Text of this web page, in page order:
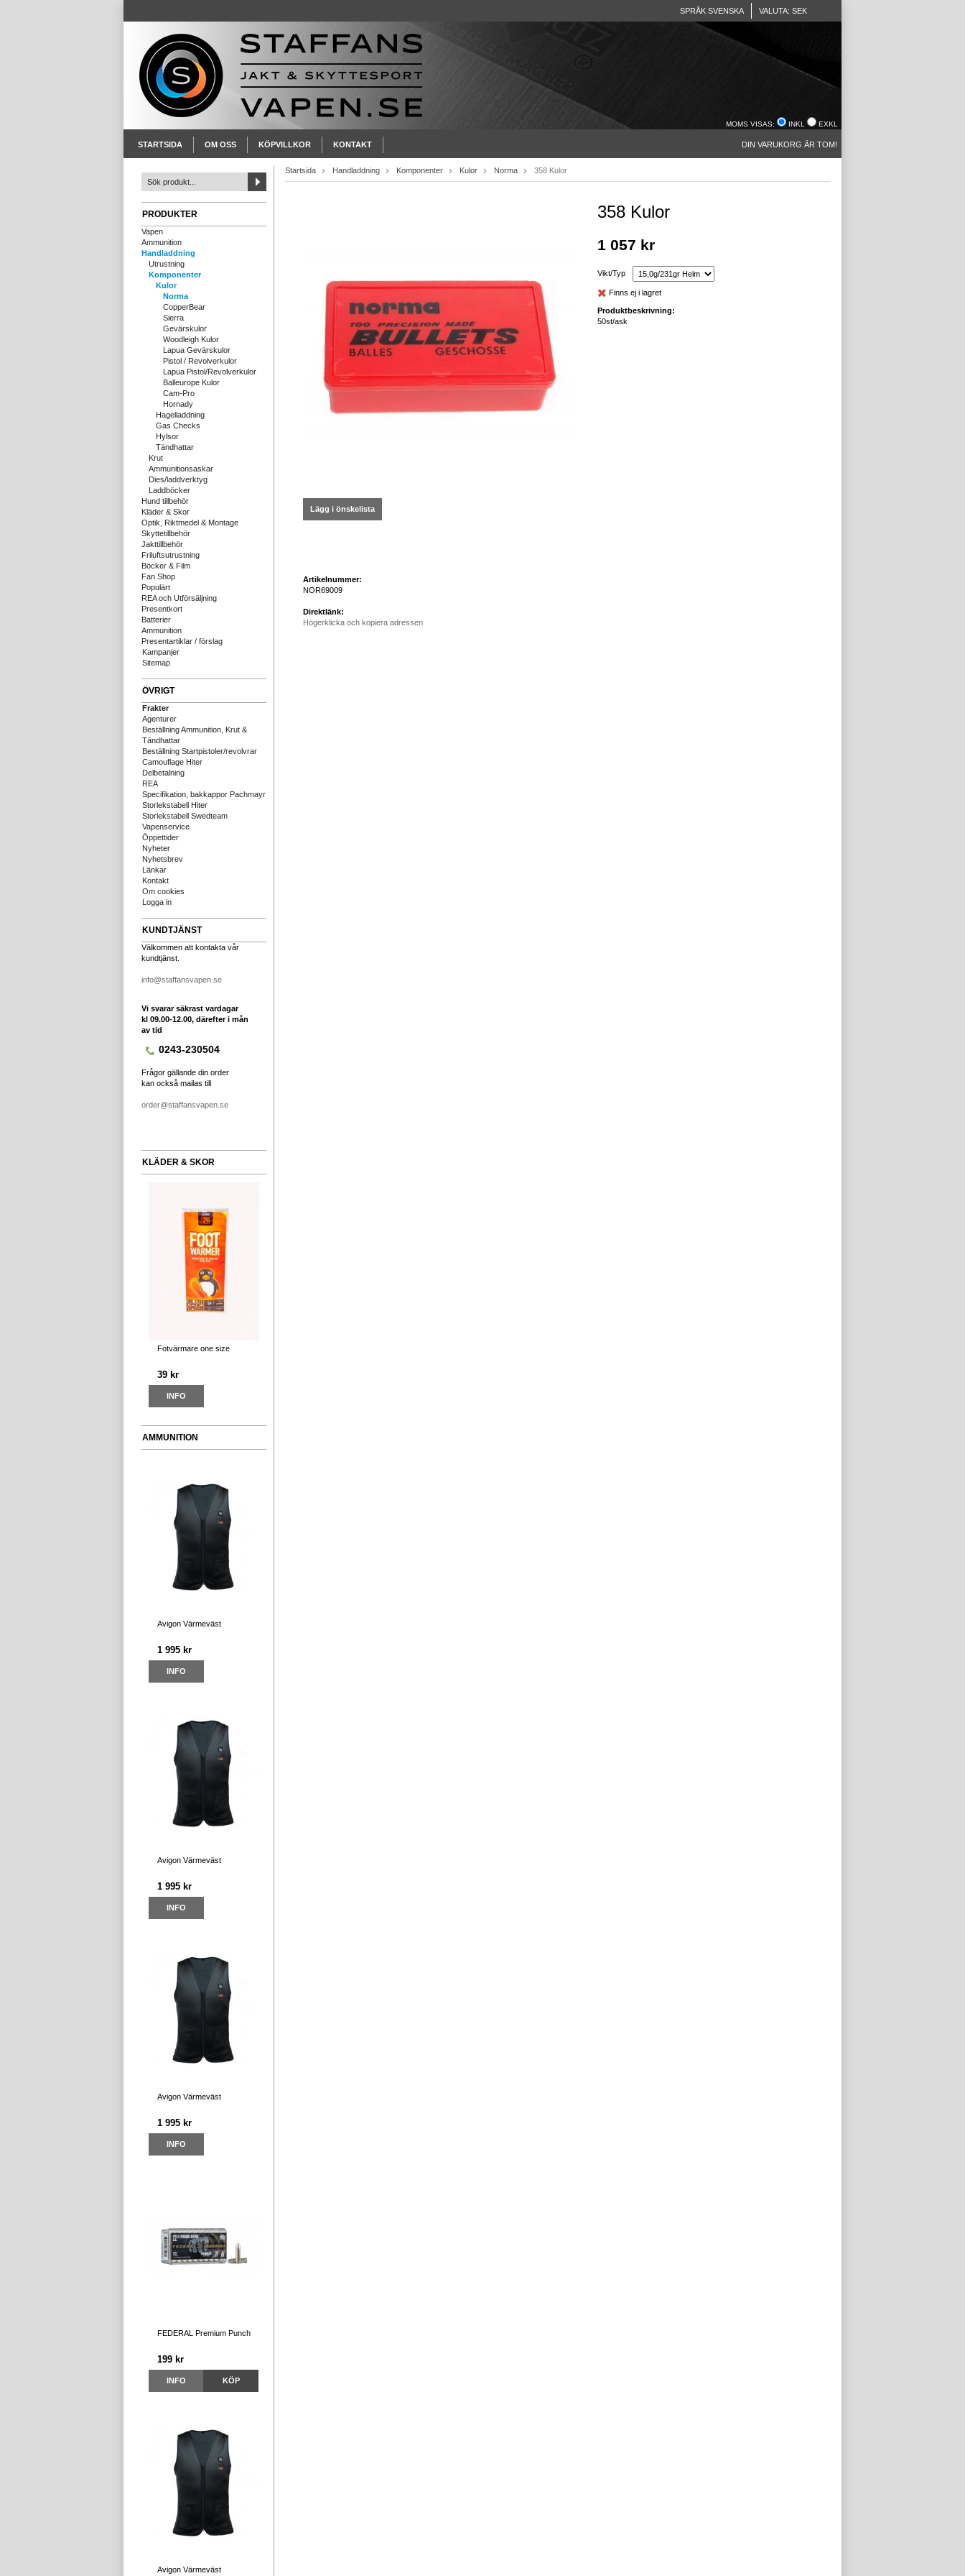
SPRÅK SVENSKA VALUTA: SEK
MOMS VISAS: INKL EXKL
STARTSIDA OM OSS KÖPVILLKOR KONTAKT DIN VARUKORG ÄR TOM!
PRODUKTER
Vapen
Ammunition
Handladdning
Utrustning
Komponenter
Kulor
Norma
CopperBear
Sierra
Gevärskulor
Woodleigh Kulor
Lapua Gevärskulor
Pistol / Revolverkulor
Lapua Pistol/Revolverkulor
Balleurope Kulor
Cam-Pro
Hornady
Hagelladdning
Gas Checks
Hylsor
Tändhattar
Krut
Ammunitionsaskar
Dies/laddverktyg
Laddböcker
Hund tillbehör
Kläder & Skor
Optik, Riktmedel & Montage
Skyttetillbehör
Jakttillbehör
Friluftsutrustning
Böcker & Film
Fan Shop
Populärt
REA och Utförsäljning
Presentkort
Batterier
Ammunition
Presentartiklar / förslag
Kampanjer
Sitemap
ÖVRIGT
Frakter
Agenturer
Beställning Ammunition, Krut &
Tändhattar
Beställning Startpistoler/revolvrar
Camouflage Hiter
Delbetalning
REA
Specifikation, bakkappor Pachmayr
Storlekstabell Hiter
Storlekstabell Swedteam
Vapenservice
Öppettider
Nyheter
Nyhetsbrev
Länkar
Kontakt
Om cookies
Logga in
KUNDTJÄNST
Välkommen att kontakta vår
kundtjänst.
info@staffansvapen.se
Vi svarar säkrast vardagar
kl 09.00-12.00, därefter i mån
av tid
0243-230504
Frågor gällande din order
kan också mailas till
order@staffansvapen.se
KLÄDER & SKOR
Fotvärmare one size
39 kr
INFO
AMMUNITION
Avigon Värmeväst
1 995 kr
INFO
Avigon Värmeväst
1 995 kr
INFO
Avigon Värmeväst
1 995 kr
INFO
FEDERAL Premium Punch
199 kr
INFO KÖP
Avigon Värmeväst
Startsida Handladdning Komponenter Kulor Norma 358 Kulor
Lägg i önskelista
Artikelnummer:
NOR69009
Direktlänk:
Högerklicka och kopiera adressen
358 Kulor
1 057 kr
Vikt/Typ
Finns ej i lagret
Produktbeskrivning:
50st/ask